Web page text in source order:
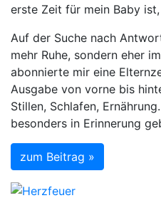
erste Zeit für mein Baby
Auf der Suche nach
mehr Ruhe, sondern eher
abonnierte mir eine
Ausgabe von vorne bis
Stillen, Schlafen,
besonders in Erinnerung
zum Beitrag »